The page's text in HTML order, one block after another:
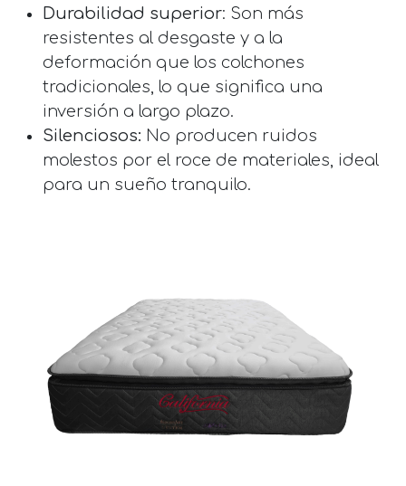
Durabilidad superior: Son más
resistentes al desgaste y a la
deformación que los colchones
tradicionales, lo que significa una
inversión a largo plazo.
Silenciosos: No producen ruidos
molestos por el roce de materiales, ideal
para un sueño tranquilo.